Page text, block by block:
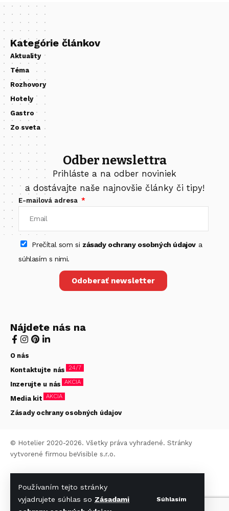
Používaním tejto stránky
vyjadrujete súhlas so Zásadami
Súhlasím
Kategórie článkov
Aktuality
Téma
Rozhovory
Hotely
Gastro
Zo sveta
Odber newslettra
Prihláste a na odber noviniek
a dostávajte naše najnovšie články či tipy!
E-mailová adresa
Prečítal som si zásady ochrany osobných údajova
súhlasím s nimi.
Odoberať newsletter
Nájdete nás na
O nás
Kontaktujte nás 24/7
Inzerujte u nás AKCIA
Media kit AKCIA
Zásady ochrany osobných údajov
© Hotelier 2020-2026. Všetky práva vyhradené. Stránky
vytvorené firmou beVisible s.r.o.